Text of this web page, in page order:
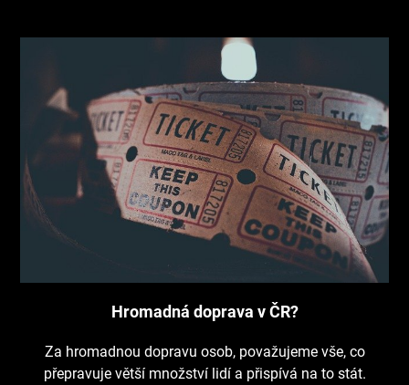
Hromadná doprava v ČR?
Za hromadnou dopravu osob, považujeme vše, co
přepravuje větší množství lidí a přispívá na to stát.